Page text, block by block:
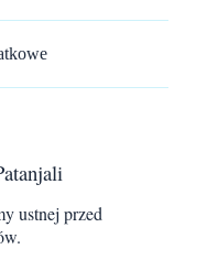
ustnej przed